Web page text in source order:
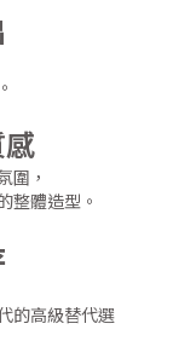
圍，
整體造型。
的高級替代選